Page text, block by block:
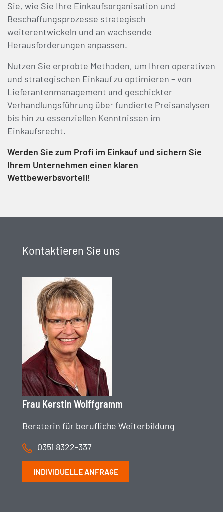
Sie, wie Sie Ihre Einkaufsorganisation und
Beschaffungsprozesse strategisch
weiterentwickeln und an wachsende
Herausforderungen anpassen.
Nutzen Sie erprobte Methoden, um Ihren operativen
und strategischen Einkauf zu optimieren – von
Lieferantenmanagement und geschickter
Verhandlungsführung über fundierte Preisanalysen
bis hin zu essenziellen Kenntnissen im
Einkaufsrecht.
Werden Sie zum Profi im Einkauf und sichern Sie
Ihrem Unternehmen einen klaren
Wettbewerbsvorteil!
Kontaktieren Sie uns
Frau Kerstin Wolffgramm
Beraterin für berufliche Weiterbildung
0351 8322-337
INDIVIDUELLE ANFRAGE